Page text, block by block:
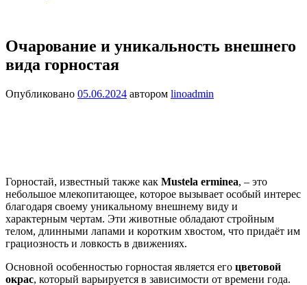
Очарование и уникальность внешнего
вида горностая
Опубликовано 05.06.2024 автором linoadmin
Горностай, известный также как Mustela erminea, – это
небольшое млекопитающее, которое вызывает особый интерес
благодаря своему уникальному внешнему виду и
характерным чертам. Эти животные обладают стройным
телом, длинными лапами и коротким хвостом, что придаёт им
грациозность и ловкость в движениях.
Основной особенностью горностая является его цветовой
окрас, который варьируется в зависимости от времени года.